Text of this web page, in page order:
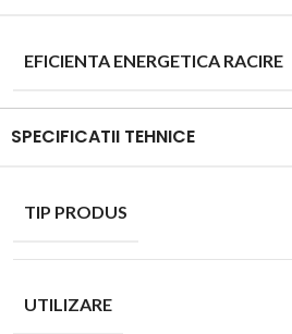
EFICIENTA ENERGETICA RACIRE
SPECIFICATII TEHNICE
TIP PRODUS
UTILIZARE